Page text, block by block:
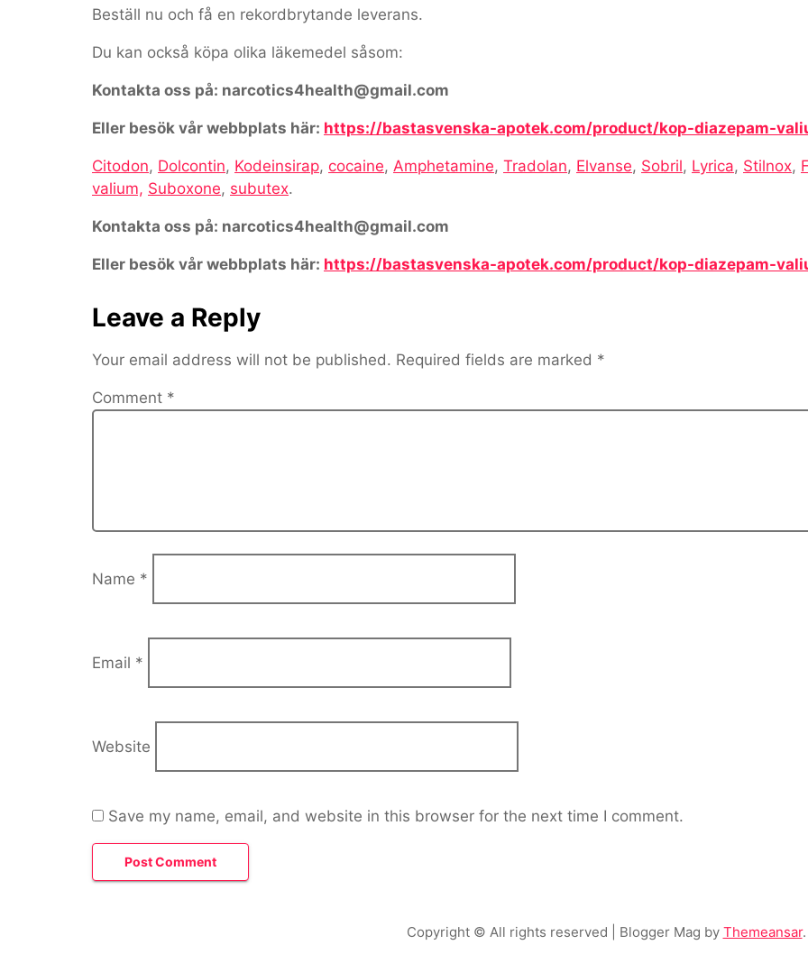
Beställ nu och få en rekordbrytande leverans.
Du kan också köpa olika läkemedel såsom:
Kontakta oss på: narcotics4health@gmail.com
Eller besök vår webbplats här: https://bastasvenska-apotek.com/product/kop-diazepam-
Citodon, Dolcontin, Kodeinsirap, cocaine, Amphetamine, Tradolan, Elvanse, Sobril, Lyrica, Stilnox,
valium, Suboxone, subutex.
Kontakta oss på: narcotics4health@gmail.com
Eller besök vår webbplats här: https://bastasvenska-apotek.com/product/kop-diazepam-
Leave a Reply
Your email address will not be published. Required fields are marked *
Comment *
Name *
Email *
Website
Save my name, email, and website in this browser for the next time I comment.
Copyright © All rights reserved | Blogger Mag by Themeansar.